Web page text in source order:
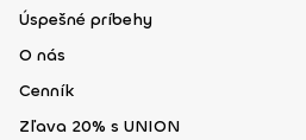
Úspešné príbehy
O nás
Cenník
Zľava 20% s UNION